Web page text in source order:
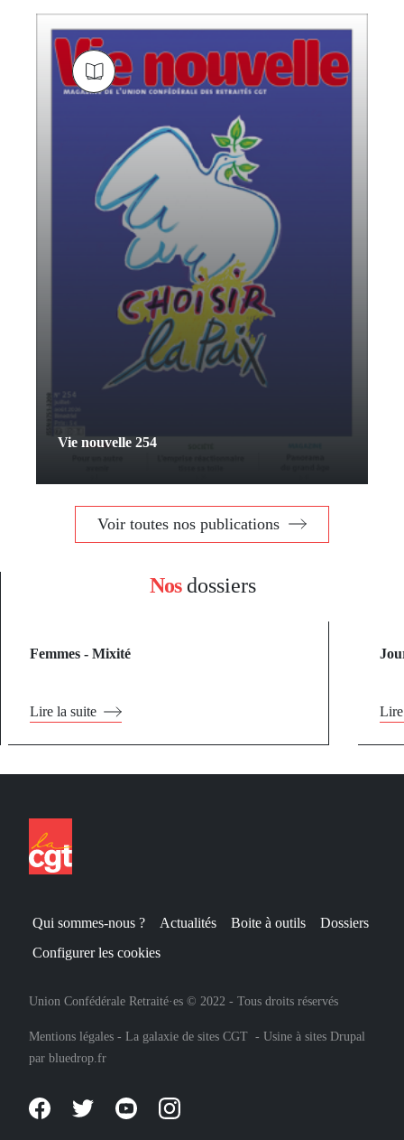
Vie nouvelle 254
Voir toutes nos publications
Nosdossiers
Femmes - Mixité
Lire la suite
Qui sommes-nous ? Actualités Boite à outils
Dossiers
Configurer les cookies
Union Confédérale Retraité·es © 2022 - Tous droits réservés
Mentions légales - La galaxie de sites CGT - Usine à sites Drupal
par bluedrop.fr